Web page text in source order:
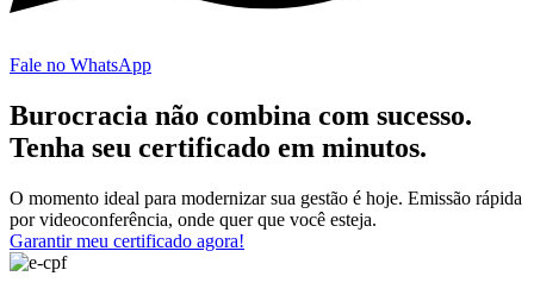
Fale no WhatsApp
Burocracia não combina com sucesso.
Tenha seu certificado em minutos.
O momento ideal para modernizar sua gestão é hoje. Emissão rápida
por videoconferência, onde quer que você esteja.
Garantir meu certificado agora!